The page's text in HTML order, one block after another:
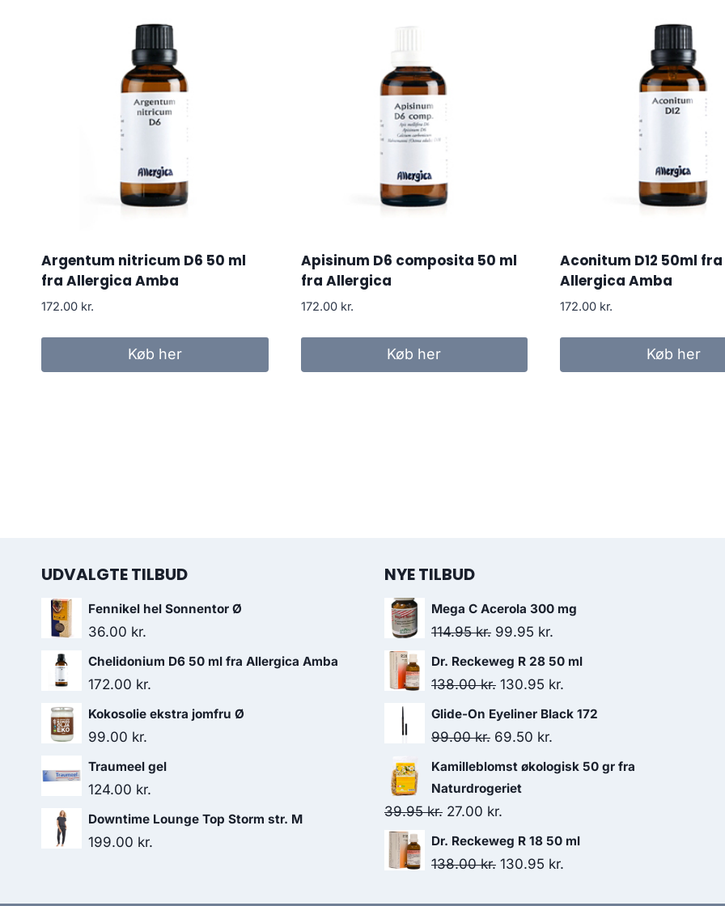
Argentum nitricum D6 50 ml
fra Allergica Amba
172.00 kr.
Køb her
Apisinum D6 composita 50 ml
fra Allergica
172.00 kr.
Køb her
Aconitum D12 50ml fra
Allergica Amba
172.00 kr.
Køb her
UDVALGTE TILBUD
Fennikel hel Sonnentor Ø
36.00 kr.
Chelidonium D6 50 ml fra Allergica Amba
172.00 kr.
Kokosolie ekstra jomfru Ø
99.00 kr.
Traumeel gel
124.00 kr.
Downtime Lounge Top Storm str. M
199.00 kr.
NYE TILBUD
Mega C Acerola 300 mg
114.95kr. Den
oprindelige
pris
114.95 kr..
99.95 kr.
aktuelle
pris
Dr. Reckeweg R 28 50 ml
138.00kr. Den
oprindelige
pris
138.00 kr..
130.95 kr.
aktuelle
Glide-On Eyeliner Black 172
99.00kr. Den
oprindelige
pris
var:
99.00 kr..
69.50 kr.
aktuelle
69.50 kr..
Kamilleblomst økologisk 50 gr fra
Naturdrogeriet
39.95kr. Den
oprindelige
pris
27.00 kr.
aktuelle
pris
Dr. Reckeweg R 18 50 ml
138.00kr. Den
130.95 kr.